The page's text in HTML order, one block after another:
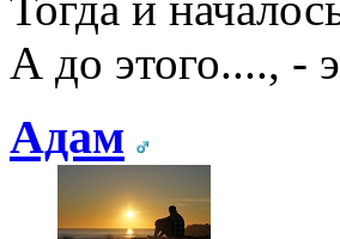
А до этого...., -
Адам